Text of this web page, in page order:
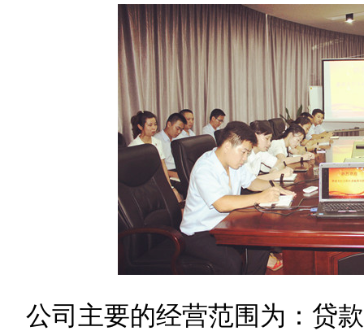
公司主要的经营范围为：贷